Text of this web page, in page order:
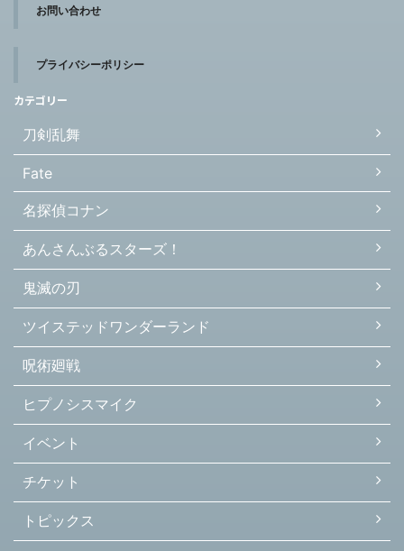
お問い合わせ
プライバシーポリシー
カテゴリー
刀剣乱舞
Fate
名探偵コナン
あんさんぶるスターズ！
鬼滅の刃
ツイステッドワンダーランド
呪術廻戦
ヒプノシスマイク
イベント
チケット
トピックス